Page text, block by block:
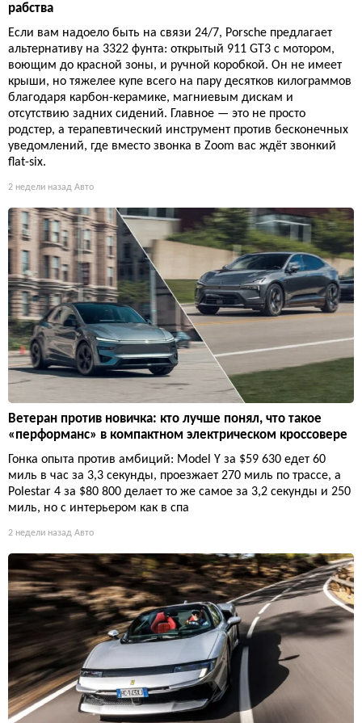
рабства
Если вам надоело быть на связи 24/7, Porsche предлагает
альтернативу на 3322 фунта: открытый 911 GT3 с мотором,
воющим до красной зоны, и ручной коробкой. Он не имеет
крыши, но тяжелее купе всего на пару десятков килограммов
благодаря карбон-керамике, магниевым дискам и
отсутствию задних сидений. Главное — это не просто
родстер, а терапевтический инструмент против бесконечных
уведомлений, где вместо звонка в Zoom вас ждёт звонкий
flat-six.
2 недели назад Авто
Ветеран против новичка: кто лучше понял, что такое
«перформанс» в компактном электрическом кроссовере
Гонка опыта против амбиций: Model Y за $59 630 едет 60
миль в час за 3,3 секунды, проезжает 270 миль по трассе, а
Polestar 4 за $80 800 делает то же самое за 3,2 секунды и 250
миль, но с интерьером как в спа
2 недели назад Авто